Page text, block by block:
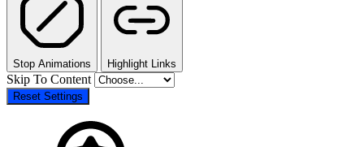
Stop Animations Highlight Links
Skip To Content
Reset Settings